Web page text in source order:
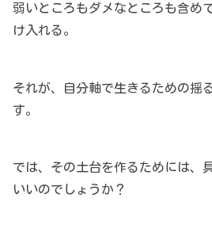
弱いところもダメなところも含め
け入れる。
それが、自分軸で生きるための揺
す。
では、その土台を作るためには、
いいのでしょうか？